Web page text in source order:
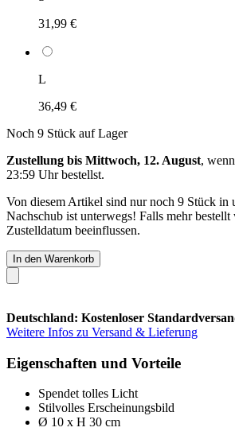
31,99 €
L
36,49 €
Noch 9 Stück auf Lager
Zustellung bis Mittwoch, 12. August,
23:59 Uhrbestellst.
Von diesem Artikel sind nur noch 9 Stück in
Nachschub ist unterwegs! Falls mehr
Zustelldatum beeinflussen.
In den Warenkorb
Deutschland: Kostenloser
Weitere Infos zu Versand & Lieferung
Eigenschaften und Vorteile
Spendet tolles Licht
Stilvolles Erscheinungsbild
Ø 10 x H 30 cm